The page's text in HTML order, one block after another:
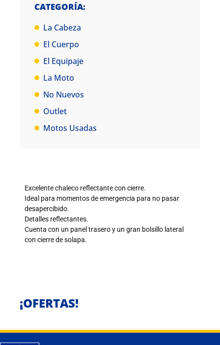
CATEGORÍA:
La Cabeza
El Cuerpo
El Equipaje
La Moto
No Nuevos
Outlet
Motos Usadas
Excelente chaleco reflectante con cierre.
Ideal para momentos de emergencia para no pasar
desapercibido.
Detalles reflectantes.
Cuenta con un panel trasero y un gran bolsillo lateral
con cierre de solapa.
¡OFERTAS!